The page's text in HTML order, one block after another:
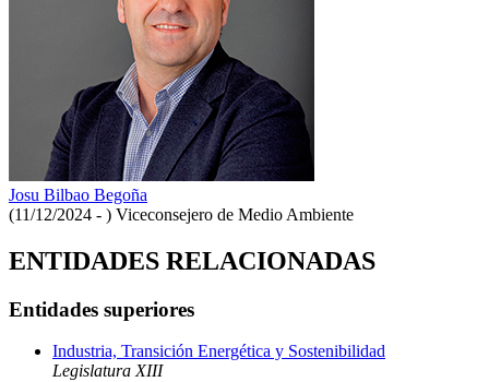
Josu Bilbao Begoña
(11/12/2024 - ) Viceconsejero de Medio Ambiente
ENTIDADES RELACIONADAS
Entidades superiores
Industria, Transición Energética y Sostenibilidad
Legislatura XIII